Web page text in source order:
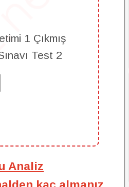
1 Çıkmış
Test 2
Analiz